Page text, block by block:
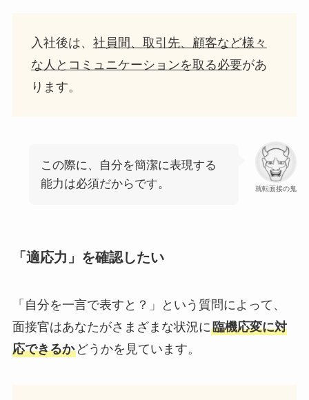
入社後は、 社員間、取引先、顧客など様々
な人とコミュニケーションを取る必要があ
ります。
就転面接の鬼
この際に、自分を簡潔に表現する
能力は必須だからです。
「適応力」を確認したい
「自分を一言で表すと？」という質問によって、
面接官はあなたがさまざまな状況に臨機応変に対
応できるかどうかを見ています。